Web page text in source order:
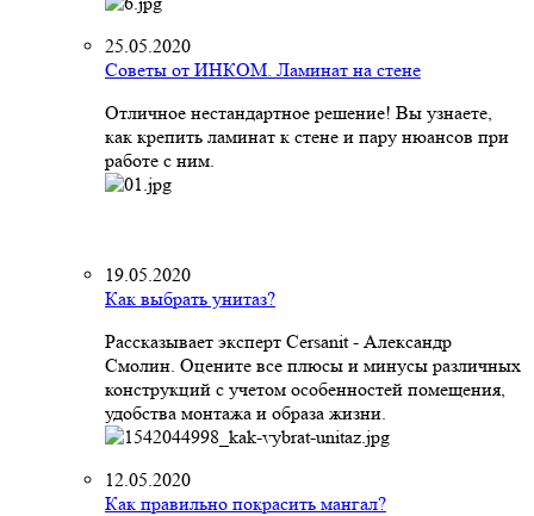
25.05.2020
Советы от ИНКОМ. Ламинат на стене
Отличное нестандартное решение! Вы узнаете,
как крепить ламинат к стене и пару нюансов при
работе с ним.
19.05.2020
Как выбрать унитаз?
Рассказывает эксперт Cersanit - Александр
Смолин. Оцените все плюсы и минусы различных
конструкций с учетом особенностей помещения,
удобства монтажа и образа жизни.
12.05.2020
Как правильно покрасить мангал?